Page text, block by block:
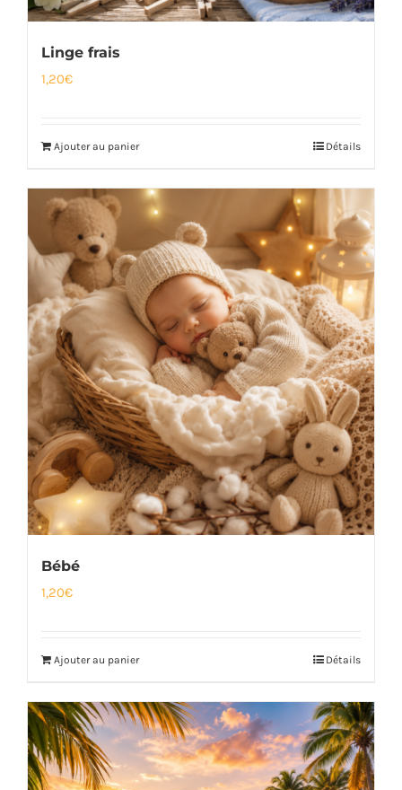
Linge frais
1,20€
Ajouter au panier Détails
Bébé
1,20€
Ajouter au panier Détails